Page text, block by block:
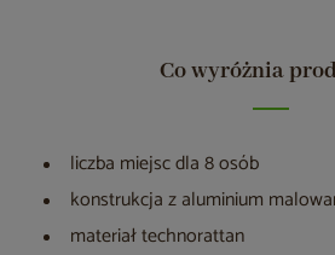
Co wyróżnia
liczba miejsc dla 8 osób
konstrukcja z aluminium
materiał technorattan